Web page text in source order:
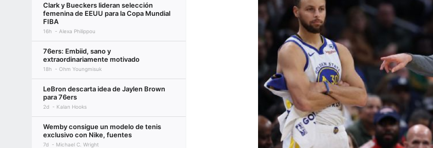
Clark y Bueckers lideran selección
femenina de EEUU para la Copa Mundial
FIBA
16h Alexa Philippou
76ers: Embiid, sano y
extraordinariamente motivado
18h Ohm Youngmisuk
LeBron descarta idea de Jaylen Brown
para 76ers
2d Kalan Hooks
Wemby consigue un modelo de tenis
exclusivo con Nike, fuentes
7d Michael C. Wright